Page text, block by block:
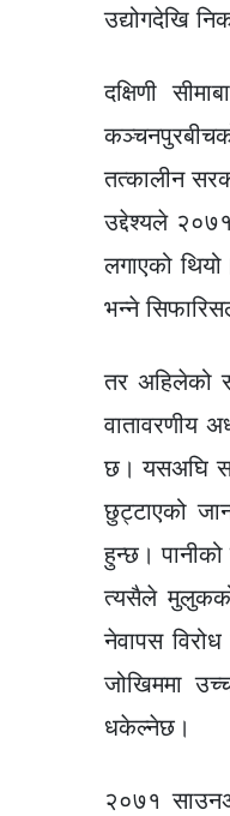
उद्योगदेखि
दक्षिणी
तत्कालीन
उद्देश्यले
लगाएको
भन्ने
तर अहिलेको
वातावरणीय
छ। यसअघि
छुट्टाएको
हुन्छ।
त्यसैले
नेवापस
जोखिममा
धकेल्नेछ।
२०७१